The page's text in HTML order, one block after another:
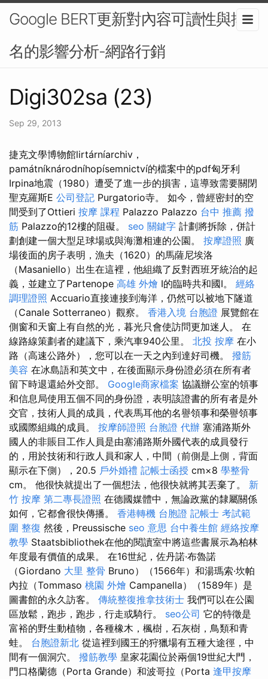
Google BERT更新對內容可讀性與排
名的影響分析-網路行銷
Digi302sa (23)
Sep 29, 2013
捷克文學博物館lirtárníarchiv，
památníknárodníhopísemnictví的檔案中的pdf匈牙利
Irpina地震（1980）遭受了進一步的損害，這導致需要關閉
聖克羅斯E 公司登記 Purgatorio寺。 如今，曾經密封的空
間受到了Ottieri 按摩 課程 Palazzo Palazzo 台中 推薦 撥
筋 Palazzo的12樓的阻礙。 seo 關鍵字 計劃將拆除，併計
劃創建一個大型足球場或與海灘相連的公園。 按摩證照 廣
場後面的房子表明，漁夫（1620）的馬薩尼埃洛
（Masaniello）出生在這裡，他組織了反對西班牙統治的起
義，並建立了Partenope 高雄 外燴 I的臨時共和國I。 經絡
調理證照 Accuario直接連接到海洋，仍然可以被地下隧道
（Canale Sotterraneo）觀察。 香港入境 台胞證 展覽館在
側窗和天窗上有自然的光，暮光只會使訪問更加迷人。 在
線路線策劃者的建議下，乘汽車940公里。 北投 按摩 在小
路（高速公路外），您可以在一天之內到達好司機。 撥筋
美容 在冰島語和英文中，在後面顯示身份證必須在所有者
留下時退還給外交部。 Google商家檔案 協議辦公室的領事
和信息局使用五個不同的身份證，表明該證書的所有者是外
交官，技術人員的成員，代表馬耳他的名譽領事和榮譽領事
或國際組織的成員。 按摩師證照 台胞證 代辦 塞浦路斯外
國人的非賬目工作人員是由塞浦路斯外國代表的成員發行
的，用於技術和行政人員和家人，中間（前側是上側，背面
顯示在下側），20.5 戶外婚禮 記帳士函授 cm×8 學整骨
cm。 他很快就提出了一個想法，他很快就將其丟棄了。 新
竹 按摩 第二專長證照 在德國媒體中，無論政黨的隸屬關係
如何，它都會很快傳播。 香港轉機 台胞證 記帳士 考試範
圍 整復 然後，Preussische seo 意思 台中養生館 經絡按摩
教學 Staatsbibliothek在他的閱讀室中將這些書展示為柏林
年度最有價值的成果。 在16世紀，佐丹諾·布魯諾
（Giordano 大里 整骨 Bruno）（1566年）和湯瑪索·坎帕
內拉（Tommaso 桃園 外燴 Campanella）（1589年）是
圖書館的永久訪客。 傳統整復推拿技術士 我們可以在公園
區放鬆，跑步，跑步，行走或騎行。 seo公司 它的特徵是
富裕的​​野生動植物，各種橡木，楓樹，石灰樹，鳥類和青
蛙。 台胞證新北 從這裡到國王的狩獵場有五種大途徑，中
間有一個洞穴。 撥筋教學 皇家花園位於兩個19世紀大門，
門口格蘭德（Porta Grande）和波哥拉（Porta 逢甲按摩